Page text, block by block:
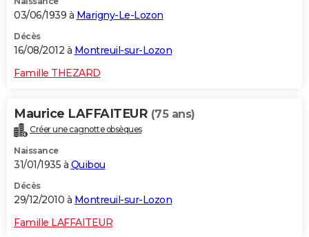
03/06/1939 à Marigny-Le-Lozon
Décès
16/08/2012 à Montreuil-sur-Lozon
Famille THEZARD
Maurice LAFFAITEUR (75 ans)
Créer une cagnotte obsèques
Naissance
31/01/1935 à Quibou
Décès
29/12/2010 à Montreuil-sur-Lozon
Famille LAFFAITEUR